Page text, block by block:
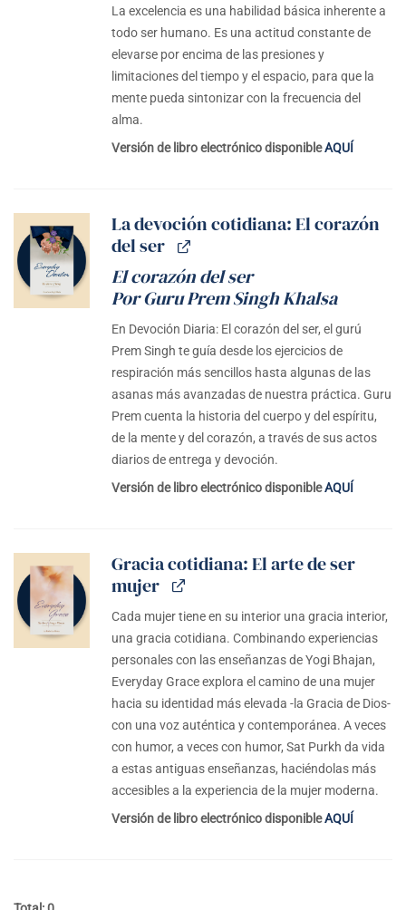
La excelencia es una habilidad básica inherente a
todo ser humano. Es una actitud constante de
elevarse por encima de las presiones y
limitaciones del tiempo y el espacio, para que la
mente pueda sintonizar con la frecuencia del
alma.
Versión de libro electrónico disponibleAQUÍ
La devoción cotidiana: El corazón
del ser
El corazón del ser
Por Guru Prem Singh Khalsa
En Devoción Diaria: El corazón del ser, el gurú
Prem Singh te guía desde los ejercicios de
respiración más sencillos hasta algunas de las
asanas más avanzadas de nuestra práctica. Guru
Prem cuenta la historia del cuerpo y del espíritu,
de la mente y del corazón, a través de sus actos
diarios de entrega y devoción.
Versión de libro electrónico disponibleAQUÍ
Gracia cotidiana: El arte de ser
mujer
Cada mujer tiene en su interior una gracia interior,
una gracia cotidiana. Combinando experiencias
personales con las enseñanzas de Yogi Bhajan,
Everyday Grace explora el camino de una mujer
hacia su identidad más elevada -la Gracia de Dios-
con una voz auténtica y contemporánea. A veces
con humor, a veces con humor, Sat Purkh da vida
a estas antiguas enseñanzas, haciéndolas más
accesibles a la experiencia de la mujer moderna.
Versión de libro electrónico disponibleAQUÍ